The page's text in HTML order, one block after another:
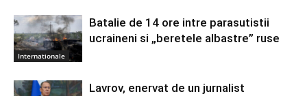
Internationale
Batalie de 14 ore intre parasutistii
ucraineni si „beretele albastre” ruse
Lavrov, enervat de un jurnalist